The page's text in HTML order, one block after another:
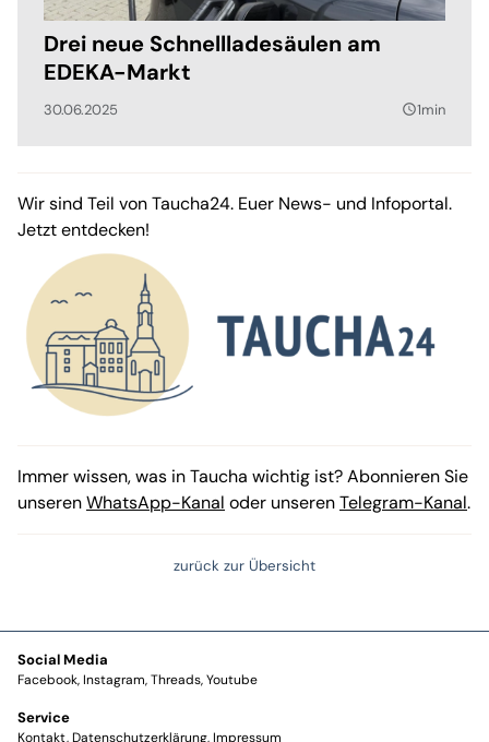
Drei neue Schnellladesäulen am
EDEKA-Markt
30.06.2025 query_builder1min
Wir sind Teil von Taucha24. Euer News- und Infoportal.
Jetzt entdecken!
Immer wissen, was in Taucha wichtig ist? Abonnieren Sie
unserenWhatsApp-Kanal oder unserenTelegram-Kanal.
zurück zur Übersicht
Social Media
Facebook Instagram Threads Youtube
Service
Kontakt Datenschutzerklärung Impressum